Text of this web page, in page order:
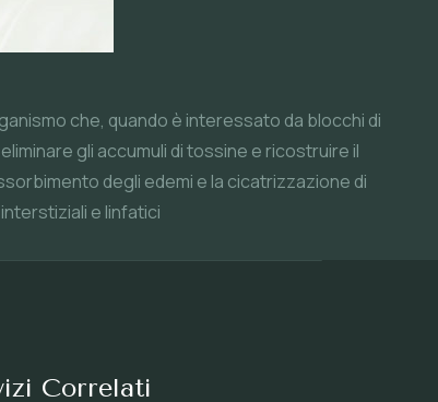
che, quando è interessato da blocchi di
gli accumuli di tossine e ricostruire il
degli edemi e la cicatrizzazione di
e linfatici
Correlati